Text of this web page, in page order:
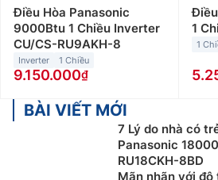
Điều Hòa Panasonic
9000Btu 1 Chiều Inverter
CU/CS-RU9AKH-8
Inverter 1 Chiều
9.150.000
1
1
BÀI VIẾT MỚI
7 Lý do nhà có
Panasonic
RU18CKH-8BD
Mãn nhãn với